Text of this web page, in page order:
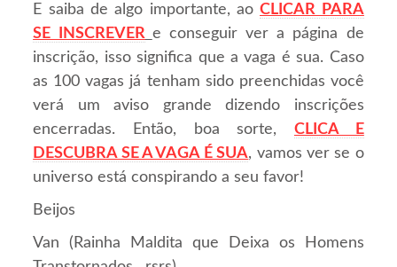
E saiba de algo importante, aoCLICAR PARA
SE INSCREVER e conseguir ver a página de
inscrição, isso significa que a vaga é sua. Caso
as 100 vagas já tenham sido preenchidas você
verá um aviso grande dizendo inscrições
encerradas. Então, boa sorte, CLICA E
DESCUBRA SE A VAGA É SUA, vamos ver se o
universo está conspirando a seu favor!
Beijos
Van (Rainha Maldita que Deixa os Homens